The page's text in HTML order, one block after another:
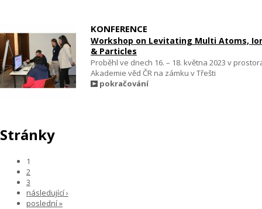
KONFERENCE
Workshop on Levitating Multi Atoms,
& Particles
Proběhl ve dnech 16. – 18. května 2023 v
Akademie věd ČR na zámku v Třešti
pokračování
Stránky
1
2
3
následující ›
poslední »